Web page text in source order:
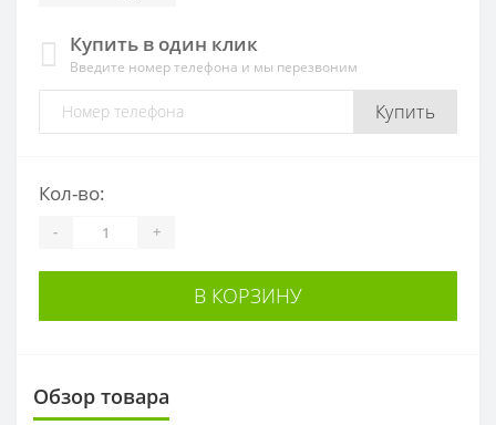
Купить в один клик
Введите номер телефона и мы перезвоним
Купить
Кол-во:
- +
В КОРЗИНУ
Обзор товара